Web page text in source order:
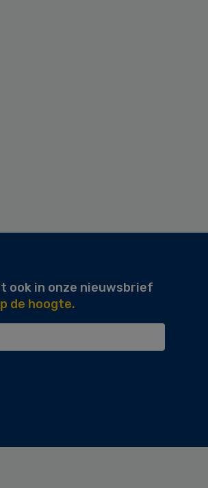
ook in onze nieuwsbrief
de hoogte.